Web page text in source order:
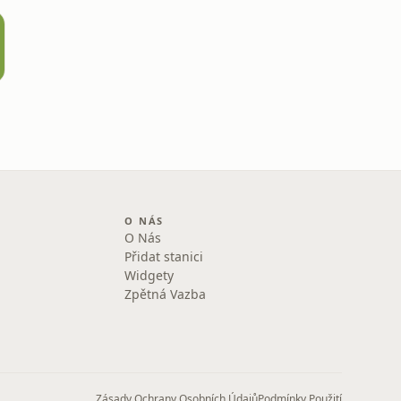
O NÁS
O Nás
Přidat stanici
Widgety
Zpětná Vazba